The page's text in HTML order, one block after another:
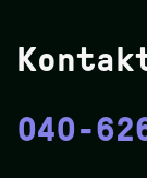
040-